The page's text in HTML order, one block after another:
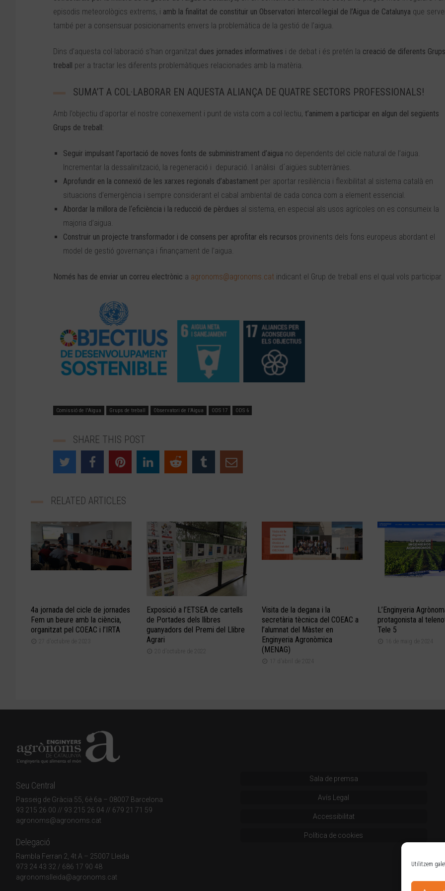
Utilitzem
episodis meteorològics extrems, i amb la finalitat de constituir un Observatori Intercol·legial de l’Aigua de Catalunya que
també per a consensuar posicionaments envers la problemàtica de la gestió de l’aigua.
Dins d’aquesta col·laboració s’han organitzat dues jornades informatives i de debat i és pretén la creació de diferents
treball
per a tractar les diferents problemàtiques relacionades amb la matèria.
SUMA’T A COL·LABORAR EN AQUESTA ALIANÇA DE QUATRE SECTORS PROFESSIONALS!
Amb l’objectiu d’aportar el nostre coneixement i punt de vista com a col·lectiu, t’animem a participar en algun del següents
Grups de treball:
Seguir impulsant l’aportació de noves fonts de subministrament d’aigua no dependents del cicle natural de l’aigua.
Incrementar la dessalinització, la regeneració i depuració. I anàlisi d´aigües subterrànies.
Aprofundir en la connexió de les xarxes regionals d’abastament per aportar resiliència i flexibilitat al sistema català en
situacions d’emergència i sempre considerant el cabal ambiental de cada conca com a element essencial.
Abordar la millora de l‘eficiència i la reducció de pèrdues al sistema, en especial als usos agrícoles on es consumeix la
majoria d’aigua.
Construir un projecte transformador i de consens per aprofitar els recursos provinents dels fons europeus abordant el
model de gestió governança i finançament de l’aigua.
Només has de enviar un correu electrònic a agronoms@agronoms.cat indicant el Grup de treball ens el qual vols participar.
Comissió de l'Aigua Grups de treball Observatori de l'Aigua ODS 17 ODS 6
SHARE THIS POST
RELATED ARTICLES
4a jornada del cicle de jornades
Fem un beure amb la ciència,
organitzat pel COEAC i l’IRTA
27 d'octubre de 2023
Exposició a l’ETSEA de cartells
de Portades dels llibres
guanyadors del Premi del Llibre
Agrari
20 d'octubre de 2022
Visita de la degana i la
secretària tècnica del COEAC a
l’alumnat del Màster en
Enginyeria Agronòmica
(MENAG)
17 d'abril de 2024
L’Enginyeria
protagonista al
Tele 5
16 de maig de 2024
Seu Central
Passeig de Gràcia 55, 6è 6a – 08007 Barcelona
93 215 26 00 // 93 215 26 04 // 679 21 71 59
agronoms@agronoms.cat
Delegació
Rambla Ferran 2, 4t A – 25007 Lleida
973 24 43 32 / 686 17 90 48
agronomslleida@agronoms.cat
Sala de premsa
Avís Legal
Accessibilitat
Política de cookies